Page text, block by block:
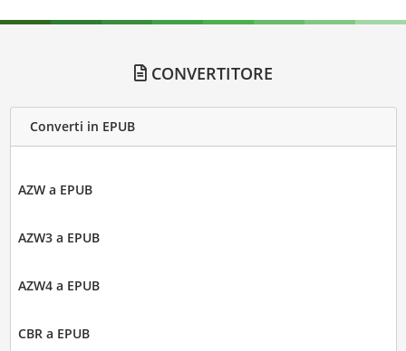
CONVERTITORE
Converti in EPUB
AZW a EPUB
AZW3 a EPUB
AZW4 a EPUB
CBR a EPUB